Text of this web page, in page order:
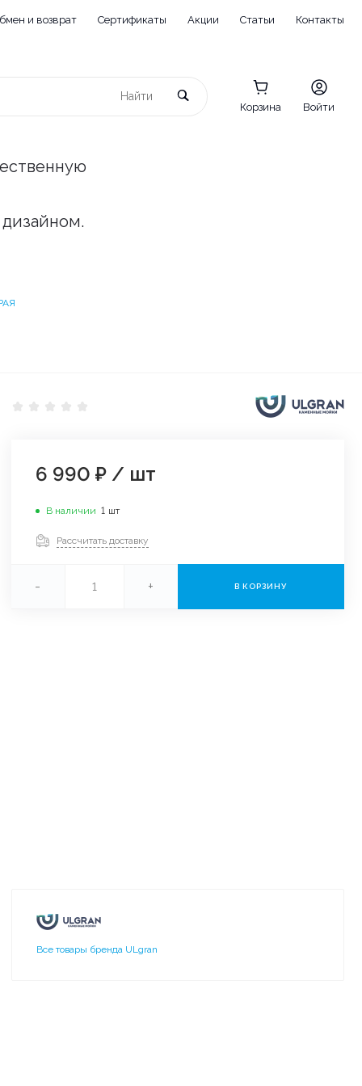
и возврат Сертификаты Акции Статьи Контакты
Корзина Войти
6 990 ₽ / шт
В наличии 1 шт
Рассчитать доставку
- + В КОРЗИНУ
Все товары бренда ULgran